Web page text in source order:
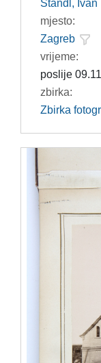
Standl, Ivan
mjesto:
Zagreb
vrijeme:
poslije
zbirka:
Zbirka